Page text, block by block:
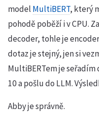
model MultiBERT, který
pohodě poběží i v CPU.
decoder, tohle je
dotaz je stejný, jen si
MultiBERTem je seřadím
10 a pošlu do LLM.
Abby je správně.